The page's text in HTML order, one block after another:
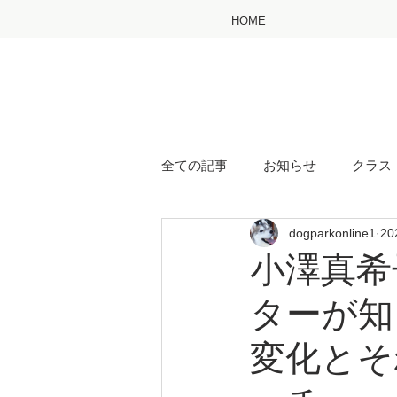
HOME
全ての記事 お知らせ クラス
小澤真
ターが
変化と
dogparkonline1